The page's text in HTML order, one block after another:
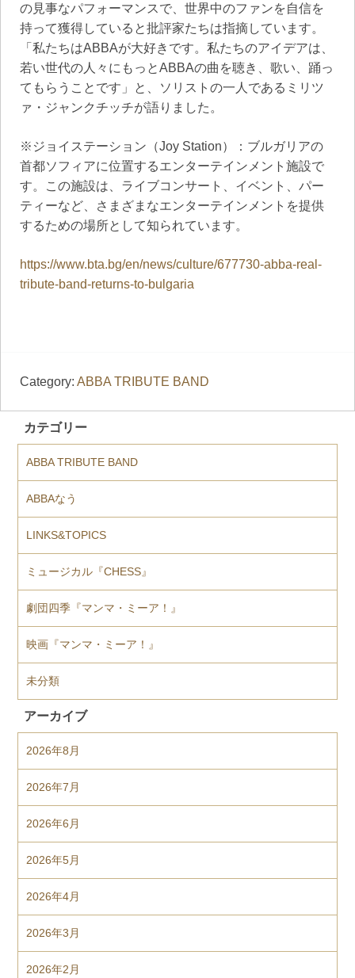
の見事なパフォーマンスで、世界中のファンを自信を
持って獲得していると批評家たちは指摘しています。
「私たちはABBAが大好きです。私たちのアイデアは、
若い世代の人々にもっとABBAの曲を聴き、歌い、踊っ
てもらうことです」と、ソリストの一人であるミリツ
ァ・ジャンクチッチが語りました。
※ジョイステーション（Joy Station）：ブルガリアの
首都ソフィアに位置するエンターテインメント施設で
す。この施設は、ライブコンサート、イベント、パー
ティーなど、さまざまなエンターテインメントを提供
するための場所として知られています。
https://www.bta.bg/en/news/culture/677730-abba-real-
tribute-band-returns-to-bulgaria
Category: ABBA TRIBUTE BAND
カテゴリー
ABBA TRIBUTE BAND
ABBAなう
LINKS&TOPICS
ミュージカル『CHESS』
劇団四季『マンマ・ミーア！』
映画『マンマ・ミーア！』
未分類
アーカイブ
2026年8月
2026年7月
2026年6月
2026年5月
2026年4月
2026年3月
2026年2月